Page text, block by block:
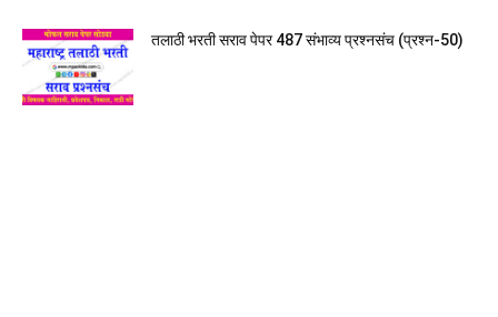
तलाठी भरती सराव पेपर 487 संभाव्य प्रश्नसंच (प्रश्न-50)